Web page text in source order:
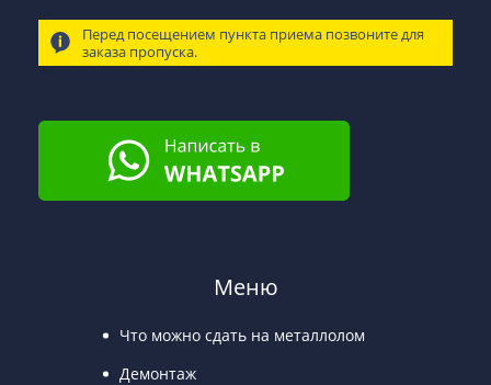
Перед посещением пункта приема позвоните для
заказа пропуска.
Меню
Что можно сдать на металлолом
Демонтаж